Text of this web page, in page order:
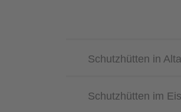
Schutzhütten in
Schutzhütten im